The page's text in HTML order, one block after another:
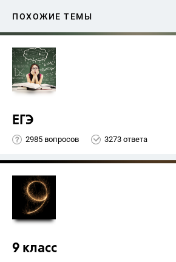
ПОХОЖИЕ ТЕМЫ
ЕГЭ
2985 вопросов 3273 ответа
9 класс